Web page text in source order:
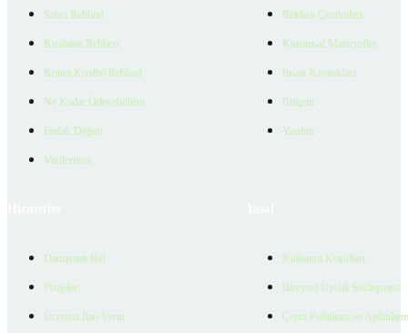
Satıcı Rehberi
Kiralama Rehberi
Konut Kredisi Rehberi
Ne Kadar Ödeyebilirim
Emlak Değeri
Verilerimiz
Reklam Çözümleri
Kurumsal Materyaller
İnsan Kaynakları
İletişim
Yardım
Danışman Bul
Projeler
Ücretsiz İlan Verin
Kullanım Koşulları
Bireysel Üyelik Sözleşmesi
Çerez Politikası ve